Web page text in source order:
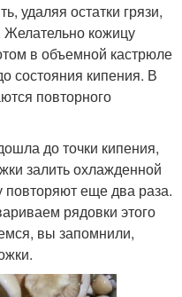
удаляя остатки грязи,
Желательно кожицу
в объемной кастрюле
состояния кипения. В
повторного
до точки кипения,
залить охлажденной
повторяют еще два раза.
рядовки этого
вы запомнили,